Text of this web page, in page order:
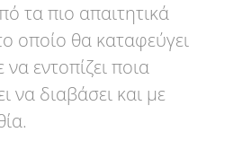
τα πιο απαιτητικά
οποίο θα καταφεύγει
εντοπίζει ποια
να διαβάσει και με